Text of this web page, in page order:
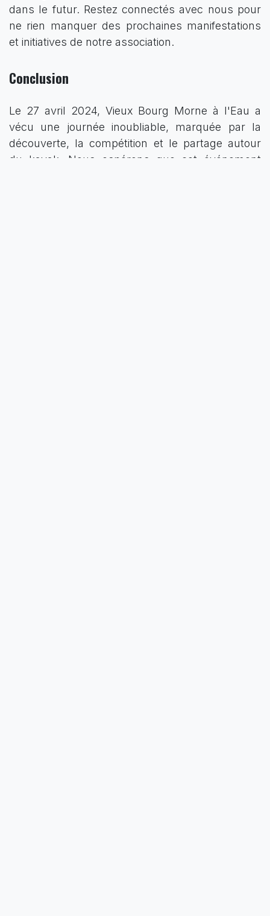
dans le futur. Restez connectés avec nous pour
ne rien manquer des prochaines manifestations
et initiatives de notre association.
Conclusion
Le 27 avril 2024, Vieux Bourg Morne à l'Eau a
vécu une journée inoubliable, marquée par la
découverte, la compétition et le partage autour
du kayak. Nous espérons que cet événement